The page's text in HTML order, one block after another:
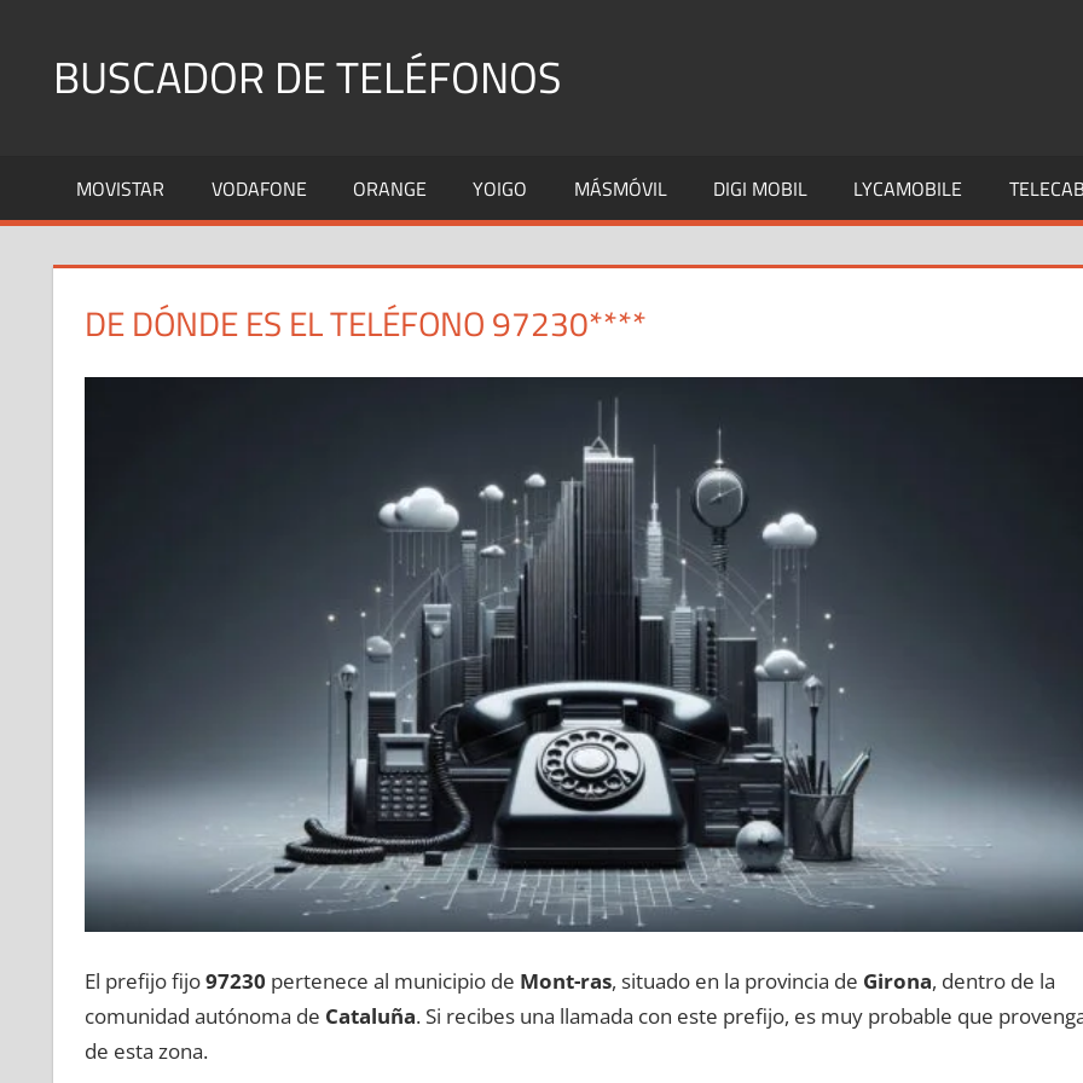
contenidoBUSCADOR DE TELÉFONOS
Fijos
y
MOVISTAR VODAFONE ORANGE YOIGO MÁSMÓVIL DIGI MOBIL LYCAMOBILE
DE DÓNDE ES EL TELÉFONO 97230****
El prefijo fijo97230 pertenece al municipio dе Mont-ras, situado en la provincia dе Girona, dentro dе la
comunidad autónoma dе Cataluña. Si recibes una llamada сοn еstе prefijo, es muy probable quе
dе esta zona.